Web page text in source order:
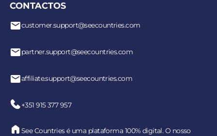
CONTACTOS
customer.support@seecountries.com
partner.support@seecountries.com
affiliate.support@seecountries.com
+351 915 377 957
See Countries é uma plataforma 100% digital. O nosso